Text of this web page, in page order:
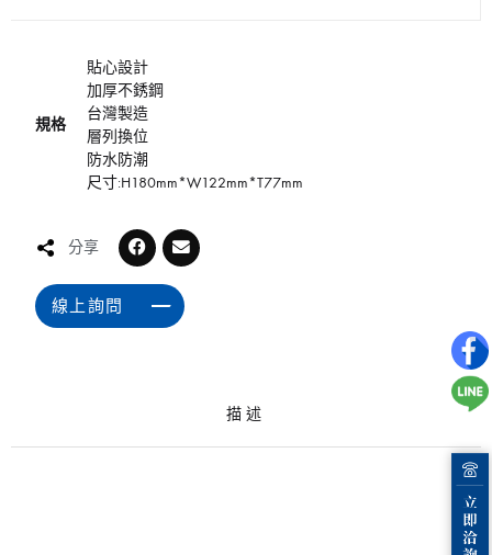
規格
貼心設計
加厚不銹鋼
台灣製造
層列換位
防水防潮
尺寸:H180mm*W122mm*T77mm
分享
線上詢問
描述